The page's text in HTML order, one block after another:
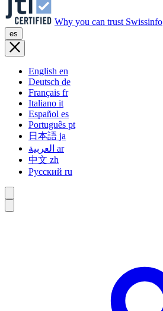
Why you can trust Swissinfo
es
English en
Deutsch de
Français fr
Italiano it
Español es
Português pt
日本語 ja
ar
中文 zh
Русский ru